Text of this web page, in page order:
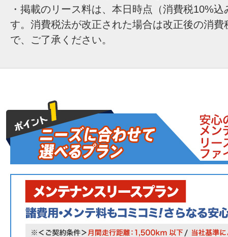
・掲載のリース料は、本日時点（消費税10%
す。消費税法が改正された場合は改正後の消費
で、ご了承ください。